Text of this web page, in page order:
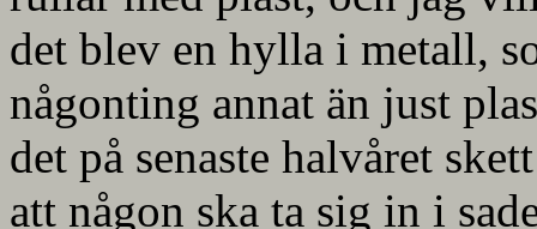
det blev en hylla i metall,
någonting annat än just
det på senaste halvåret
att någon ska ta sig in i